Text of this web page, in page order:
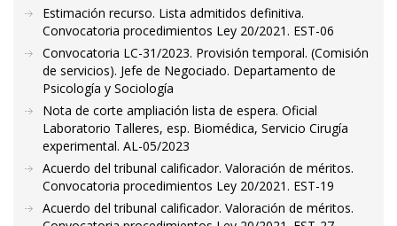
Estimación recurso. Lista admitidos definitiva.
Convocatoria procedimientos Ley 20/2021. EST-06
Convocatoria LC-31/2023. Provisión temporal. (Comisión
de servicios). Jefe de Negociado. Departamento de
Psicología y Sociología
Nota de corte ampliación lista de espera. Oficial
Laboratorio Talleres, esp. Biomédica, Servicio Cirugía
experimental. AL-05/2023
Acuerdo del tribunal calificador. Valoración de méritos.
Convocatoria procedimientos Ley 20/2021. EST-19
Acuerdo del tribunal calificador. Valoración de méritos.